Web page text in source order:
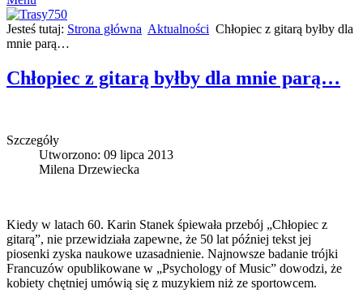
Jesteś tutaj: Strona główna Aktualności Chłopiec z gitarą byłby dla
mnie parą…
Chłopiec z gitarą byłby dla mnie parą…
Szczegóły
Utworzono: 09 lipca 2013
Milena Drzewiecka
Kiedy w latach 60. Karin Stanek śpiewała przebój „Chłopiec z
gitarą”, nie przewidziała zapewne, że 50 lat później tekst jej
piosenki zyska naukowe uzasadnienie. Najnowsze badanie trójki
Francuzów opublikowane w „Psychology of Music” dowodzi, że
kobiety chętniej umówią się z muzykiem niż ze sportowcem.